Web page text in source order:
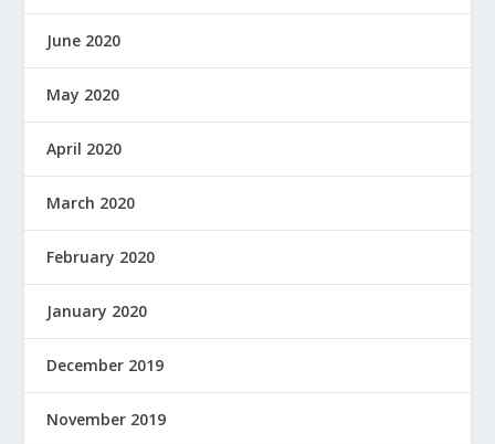
June 2020
May 2020
April 2020
March 2020
February 2020
January 2020
December 2019
November 2019